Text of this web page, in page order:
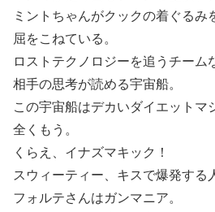
ミントちゃんがクックの着ぐるみ
屈をこねている。
ロストテクノロジーを追うチーム
相手の思考が読める宇宙船。
この宇宙船はデカいダイエットマ
全くもう。
くらえ、イナズマキック！
スウィーティー、キスで爆発する
フォルテさんはガンマニア。